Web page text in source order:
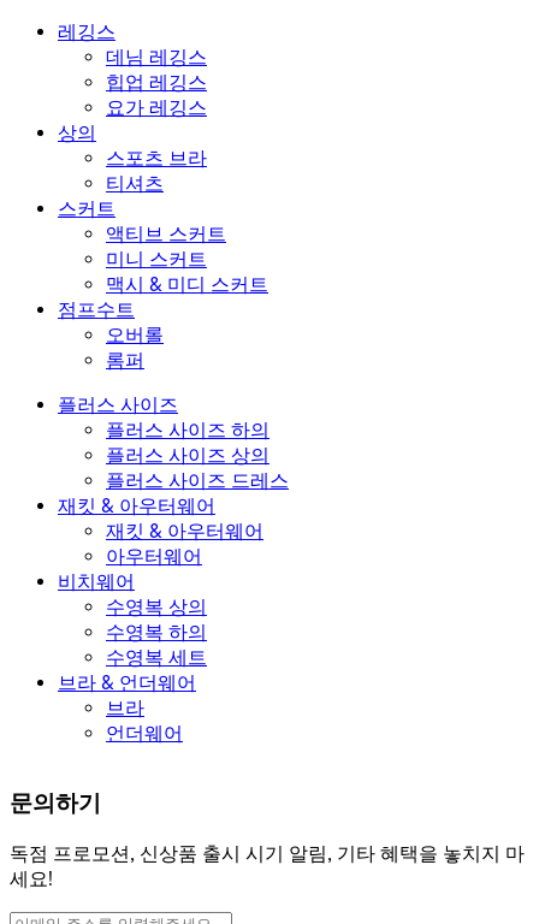
레깅스
데님 레깅스
힙업 레깅스
요가 레깅스
상의
스포츠 브라
티셔츠
스커트
액티브 스커트
미니 스커트
맥시 & 미디 스커트
점프수트
오버롤
롬퍼
플러스 사이즈
플러스 사이즈 하의
플러스 사이즈 상의
플러스 사이즈 드레스
재킷 & 아우터웨어
재킷 & 아우터웨어
아우터웨어
비치웨어
수영복 상의
수영복 하의
수영복 세트
브라 & 언더웨어
브라
언더웨어
문의하기
독점 프로모션, 신상품 출시 시기 알림, 기타 혜택을 놓치지 마
세요!